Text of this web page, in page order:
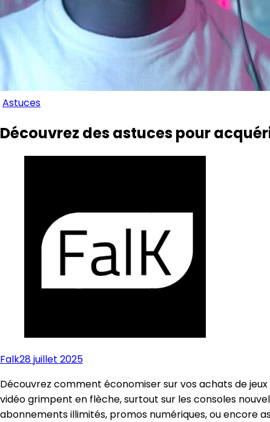
Astuces
Découvrez des astuces pour
Falk28 juillet 2025
Découvrez comment économiser sur vos achats de
vidéo grimpent en flèche, surtout sur les consoles
abonnements illimités, promos numériques, ou encore